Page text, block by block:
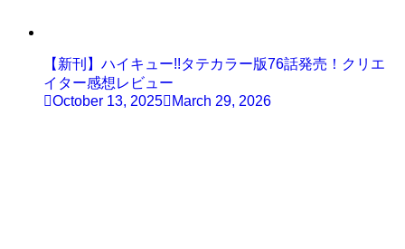
【新刊】ハイキュー!!タテカラー版76話発売！クリエ
イター感想レビュー
October 13, 2025
March 29, 2026